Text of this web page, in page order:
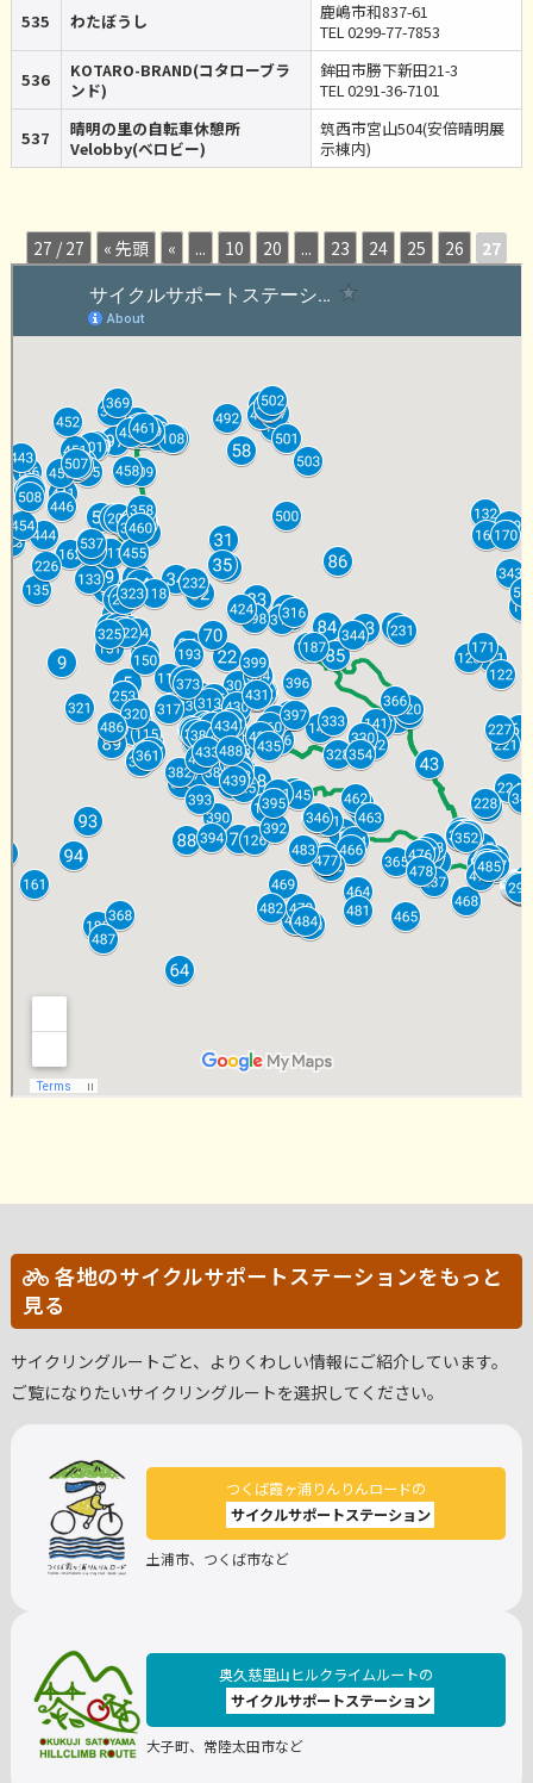
535 わたぼうし
鹿嶋市和837-61
TEL 0299-77-7853
536
KOTARO-BRAND(コタローブラ
ンド)
鉾田市勝下新田21-3
TEL 0291-36-7101
537
晴明の里の自転車休憩所
Velobby(ベロビー)
筑西市宮山504(安倍晴明展
示棟内)
27 / 27 « 先頭 « ... 10 20 ... 23 24 25 26 27
各地のサイクルサポートステーションをもっと
見る
サイクリングルートごと、よりくわしい情報にご紹介しています。
ご覧になりたいサイクリングルートを選択してください。
つくば霞ヶ浦りんりんロードの
サイクルサポートステーション
土浦市、つくば市など
奥久慈里山ヒルクライムルートの
サイクルサポートステーション
大子町、常陸太田市など